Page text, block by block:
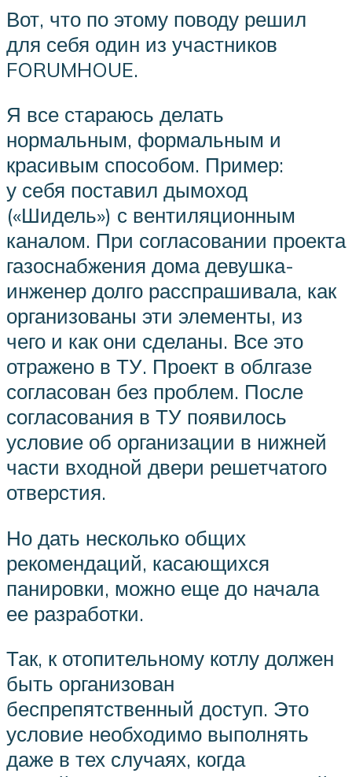
Вот, что по этому поводу решил
для себя один из участников
FORUMHOUE.
Я все стараюсь делать
нормальным, формальным и
красивым способом. Пример:
у себя поставил дымоход
(«Шидель») с вентиляционным
каналом. При согласовании проекта
газоснабжения дома девушка-
инженер долго расспрашивала, как
организованы эти элементы, из
чего и как они сделаны. Все это
отражено в ТУ. Проект в облгазе
согласован без проблем. После
согласования в ТУ появилось
условие об организации в нижней
части входной двери решетчатого
отверстия.
Но дать несколько общих
рекомендаций, касающихся
панировки, можно еще до начала
ее разработки.
Так, к отопительному котлу должен
быть организован
беспрепятственный доступ. Это
условие необходимо выполнять
даже в тех случаях, когда